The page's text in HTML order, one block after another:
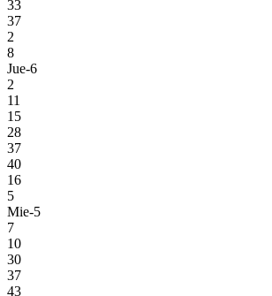
33
37
2
8
Jue-6
2
11
15
28
37
40
16
5
Mie-5
7
10
30
37
43